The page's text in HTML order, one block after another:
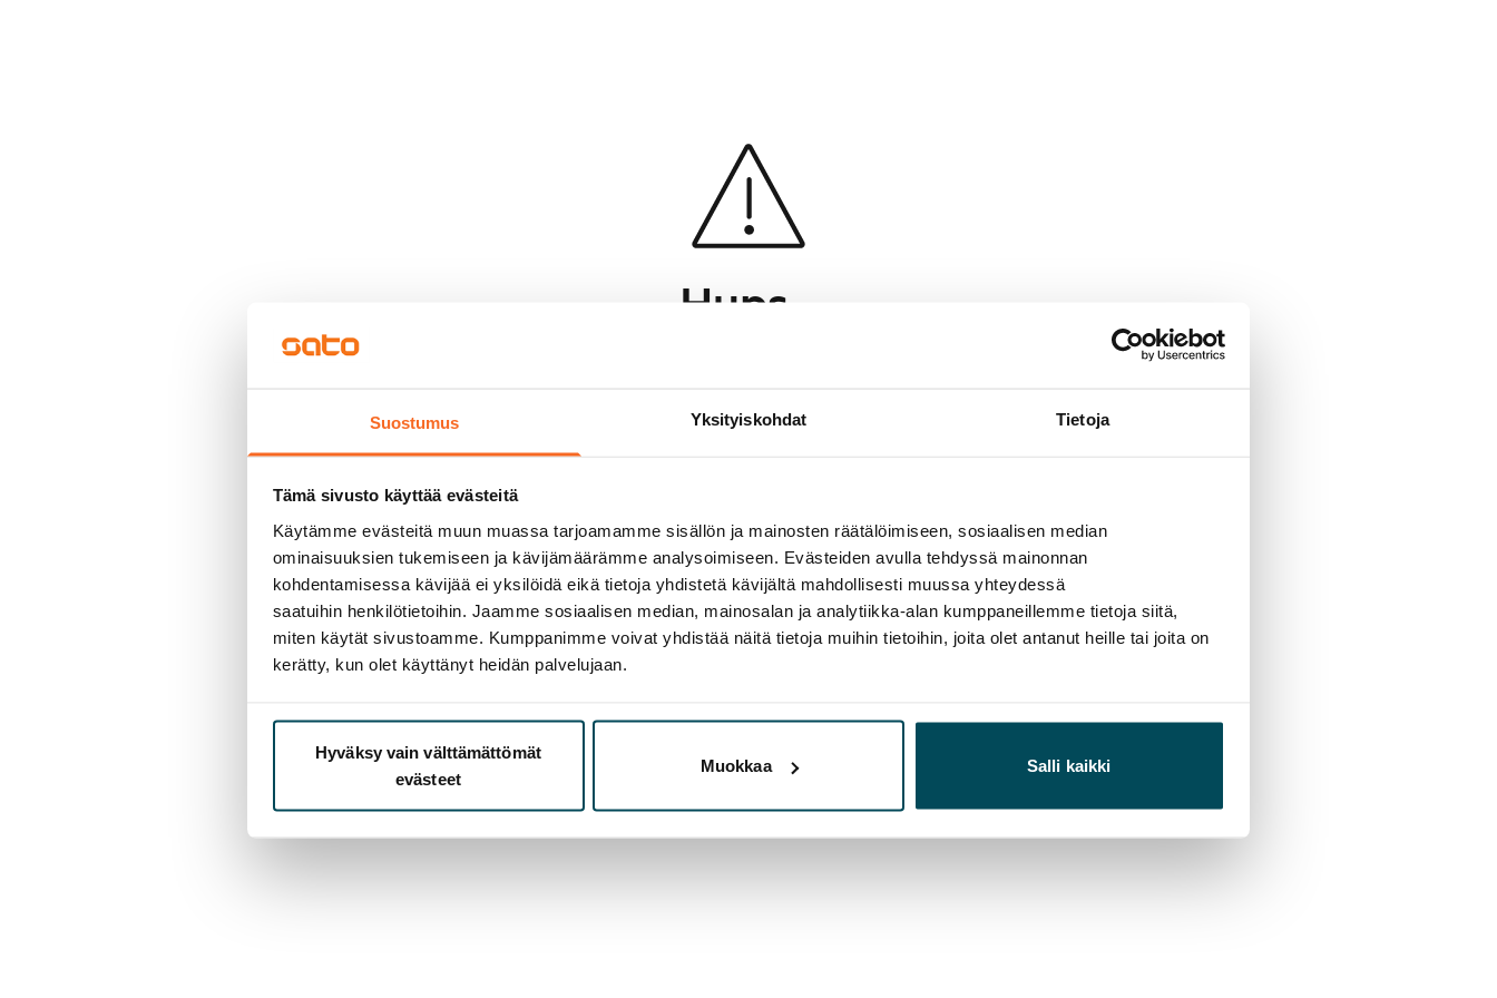
Suostumus Yksityiskohdat Tietoja
Tämä sivusto käyttää evästeitä
Käytämme evästeitä muun muassa tarjoamamme sisällön ja mainosten räätälöimiseen, sosiaalisen median
ominaisuuksien tukemiseen ja kävijämäärämme analysoimiseen. Evästeiden avulla tehdyssä mainonnan
kohdentamisessa kävijää ei yksilöidä eikä tietoja yhdistetä kävijältä mahdollisesti muussa yhteydessä
saatuihin henkilötietoihin. Jaamme sosiaalisen median, mainosalan ja analytiikka-alan kumppaneillemme tietoja siitä,
miten käytät sivustoamme. Kumppanimme voivat yhdistää näitä tietoja muihin tietoihin, joita olet antanut heille tai joita on
kerätty, kun olet käyttänyt heidän palvelujaan.
Hyväksy vain välttämättömät
evästeet
Muokkaa Salli kaikki
Hups...